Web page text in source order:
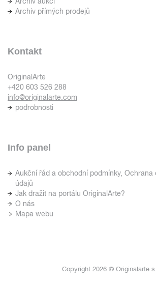
Archiv přímých prodejů
Kontakt
OriginalArte
+420 603 526 288
info@originalarte.com
podrobnosti
Info panel
Aukční řád a obchodní podmínky, Ochrana
údajů
Jak dražit na portálu OriginalArte?
O nás
Mapa webu
Copyright 2026 © Originalarte